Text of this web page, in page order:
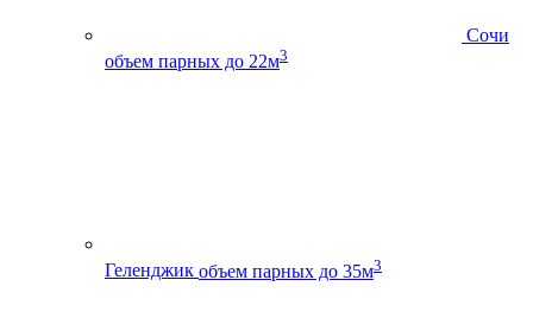
Сочи
объем парных до 22м3
Геленджик объем парных до 35м3